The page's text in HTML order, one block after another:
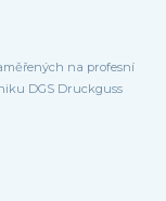
na profesní
DGS Druckguss